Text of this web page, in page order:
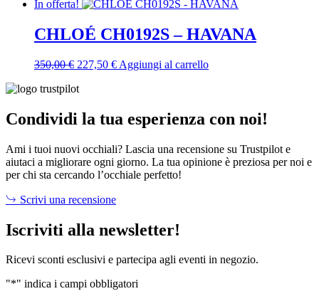
prezzo
era:
110,00 €.
prezzo
è:
55,00 €.
In offerta!
CHLOÉ CH0192S – HAVANA
350,00€ Il
originale
350,00 €.
227,50 €Il
227,50 €.
Aggiungi al carrello
Condividi la tua esperienza con noi!
Ami i tuoi nuovi occhiali? Lascia una recensione su Trustpilot e
aiutaci a migliorare ogni giorno. La tua opinione è preziosa per noi e
per chi sta cercando l’occhiale perfetto!
Scrivi una recensione
Iscriviti alla newsletter!
Ricevi sconti esclusivi e partecipa agli eventi in negozio.
"*" indica i campi obbligatori